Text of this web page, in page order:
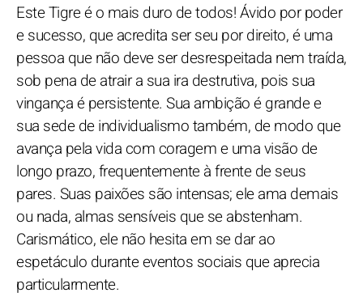
Este Tigre é o mais duro de todos! Ávido por poder
e sucesso, que acredita ser seu por direito, é uma
pessoa que não deve ser desrespeitada nem traída,
sob pena de atrair a sua ira destrutiva, pois sua
vingança é persistente. Sua ambição é grande e
sua sede de individualismo também, de modo que
avança pela vida com coragem e uma visão de
longo prazo, frequentemente à frente de seus
pares. Suas paixões são intensas; ele ama demais
ou nada, almas sensíveis que se abstenham.
Carismático, ele não hesita em se dar ao
espetáculo durante eventos sociais que aprecia
particularmente.